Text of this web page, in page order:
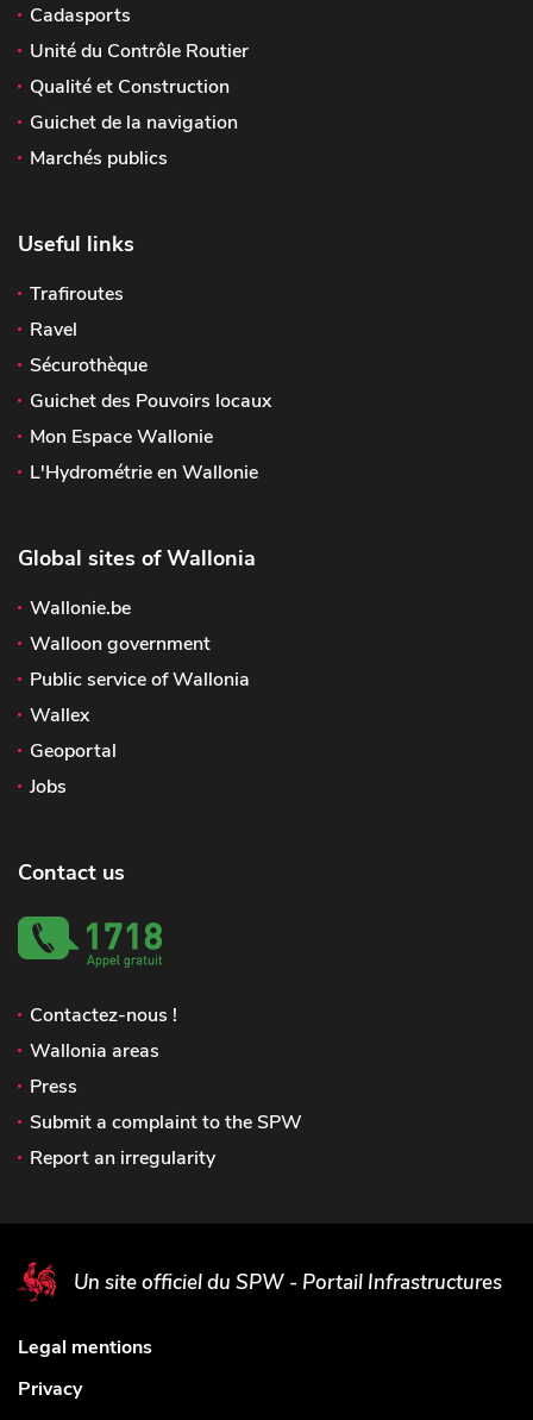
Cadasports
Unité du Contrôle Routier
Qualité et Construction
Guichet de la navigation
Marchés publics
Useful links
Trafiroutes
Ravel
Sécurothèque
Guichet des Pouvoirs locaux
Mon Espace Wallonie
L'Hydrométrie en Wallonie
Global sites of Wallonia
Wallonie.be
Walloon government
Public service of Wallonia
Wallex
Geoportal
Jobs
Contact us
Contactez-nous !
Wallonia areas
Press
Submit a complaint to the SPW
Report an irregularity
Un site officiel du SPW - Portail Infrastructures
Legal mentions
Privacy